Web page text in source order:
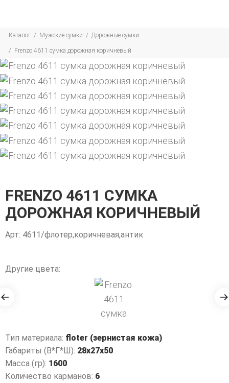
Каталог Мужские сумки Дорожные сумки
Frenzo 4611 сумка дорожная коричневый
FRENZO 4611 СУМКА
ДОРОЖНАЯ КОРИЧНЕВЫЙ
Арт: 4611/флотер,коричневая,антик
Другие цвета:
Тип материала: floter (зернистая кожа)
Габариты (В*Г*Ш): 28x27x50
Масса (гр): 1600
Количество карманов: 6